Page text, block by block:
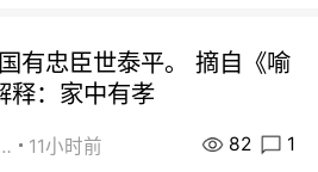
有忠臣世泰平。 摘自《喻
释：家中有孝
11小时前 82 1